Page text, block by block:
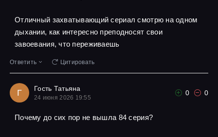
Отличный захватывающий сериал смотрю на одном
дыхании, как интересно преподносят свои
завоевания, что переживаешь
Ответить Цитировать
Г Гость Татьяна
24 июня 2026 19:55
0 0
Почему до сих пор не вышла 84 серия?